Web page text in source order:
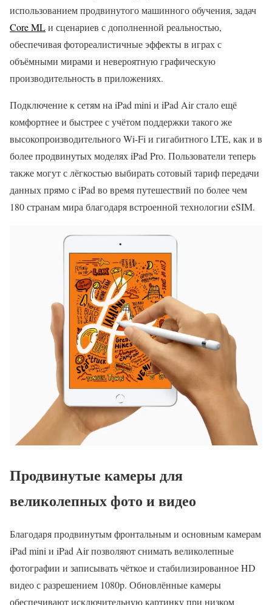
использованием продвинутого машинного обучения, задач
Core MLи сценариев с дополненной реальностью,
обеспечивая фотореалистичные эффекты в играх с
объёмными мирами и невероятную графическую
производительность в приложениях.
Подключение к сетям на iPad mini и iPad Air стало ещё
комфортнее и быстрее с учётом поддержки такого же
высокопроизводительного Wi-Fi и гигабитного LTE, как и в
более продвинутых моделях iPad Pro. Пользователи теперь
также могут с лёгкостью выбирать сотовый тариф передачи
данных прямо с iPad во время путешествий по более чем
180 странам мира благодаря встроенной технологии eSIM.
Продвинутые камеры для
великолепных фото и видео
Благодаря продвинутым фронтальным и основным камерам
iPad mini и iPad Air позволяют снимать великолепные
фотографии и записывать чёткое и стабилизированное HD
видео с разрешением 1080p. Обновлённые камеры
обеспечивают исключительную картинку при низком